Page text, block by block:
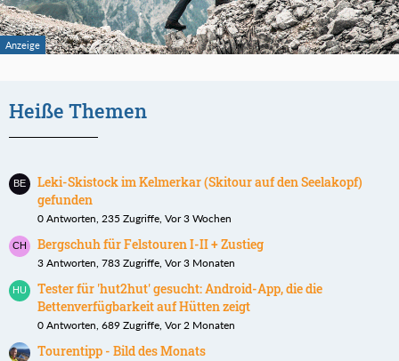
Heiße Themen
Leki-Skistock im Kelmerkar (Skitour auf den Seelakopf)
gefunden
0 Antworten, 235 Zugriffe, Vor 3 Wochen
Bergschuh für Felstouren I-II + Zustieg
3 Antworten, 783 Zugriffe, Vor 3 Monaten
Tester für 'hut2hut' gesucht: Android-App, die die
Bettenverfügbarkeit auf Hütten zeigt
0 Antworten, 689 Zugriffe, Vor 2 Monaten
Tourentipp - Bild des Monats